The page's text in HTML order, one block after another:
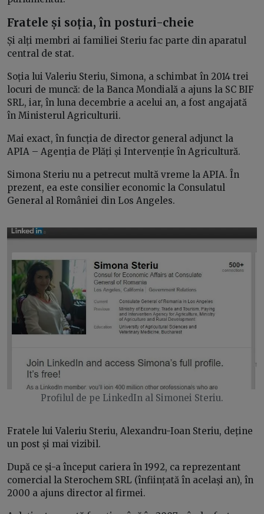
Fratele și soția, în posturi-cheie
Și alți membri ai familiei Steriu fac parte din aparatul
central de stat.
Soția lui Valeriu Steriu, Simona, a schimbat în 2014 trei
locuri de muncă: de la Banca Mondială a ajuns la SC BIF
SRL, iar, în luna decembrie a acelui an, a fost angajată
în Ministerul Agriculturii.
Mai exact, în funcția de director general adjunct la
APIA – Agenția de Plăți și Intervenție în Agricultură.
Simona Steriu nu a petrecut multă vreme la APIA. În
prezent, ea este consilier economic la Consulatul
General al României din Los Angeles.
Profilul de pe LinkedIn al Simonei Steriu.
Fratele lui Valeriu Steriu, Alexandru-Ioan Steriu, deține
un post și mai vizibil.
După ce și-a început cariera în 1992, ca reprezentant
comercial la Sterochem SRL (înființată în același an), în
2000 a ajuns director al firmei.